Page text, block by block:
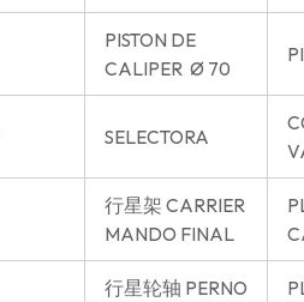
PISTON DE
CALIPER Ø 70
SELECTORA
行星架 CARRIER
MANDO FINAL
行星轮轴 PERNO